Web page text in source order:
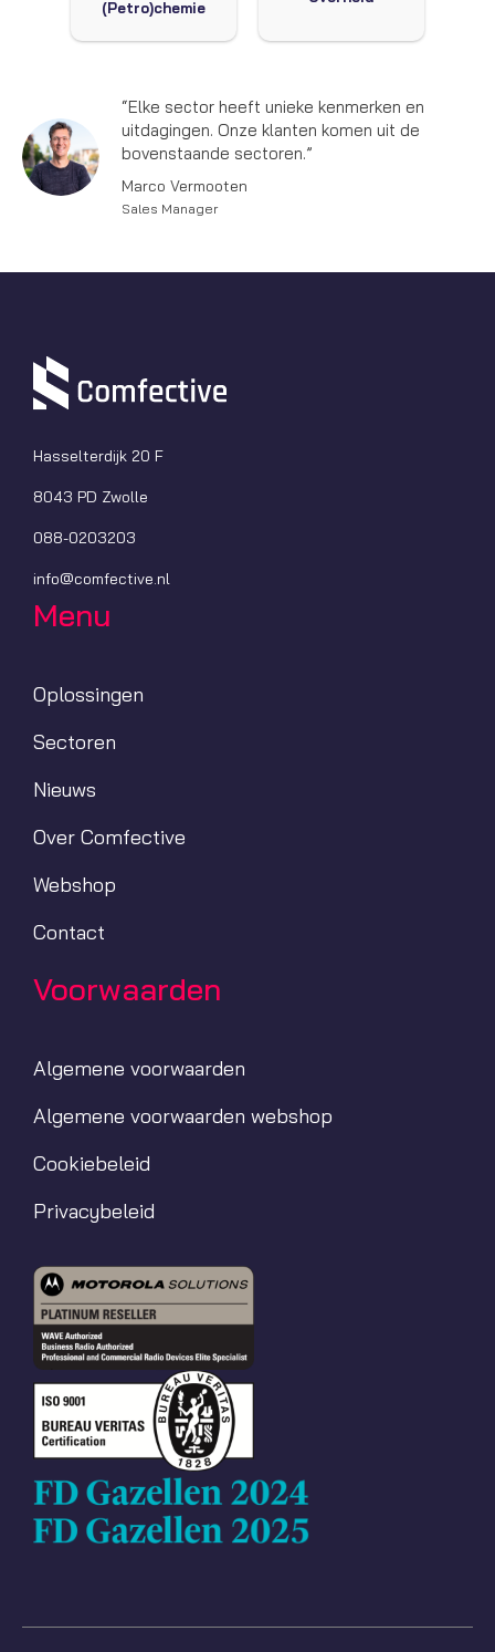
(Petro)chemie
“Elke sector heeft unieke kenmerken en
uitdagingen. Onze klanten komen uit de
bovenstaande sectoren.”
Marco Vermooten
Sales Manager
Hasselterdijk 20 F
8043 PD Zwolle
088-0203203
info@comfective.nl
Menu
Oplossingen
Sectoren
Nieuws
Over Comfective
Webshop
Contact
Voorwaarden
Algemene voorwaarden
Algemene voorwaarden webshop
Cookiebeleid
Privacybeleid